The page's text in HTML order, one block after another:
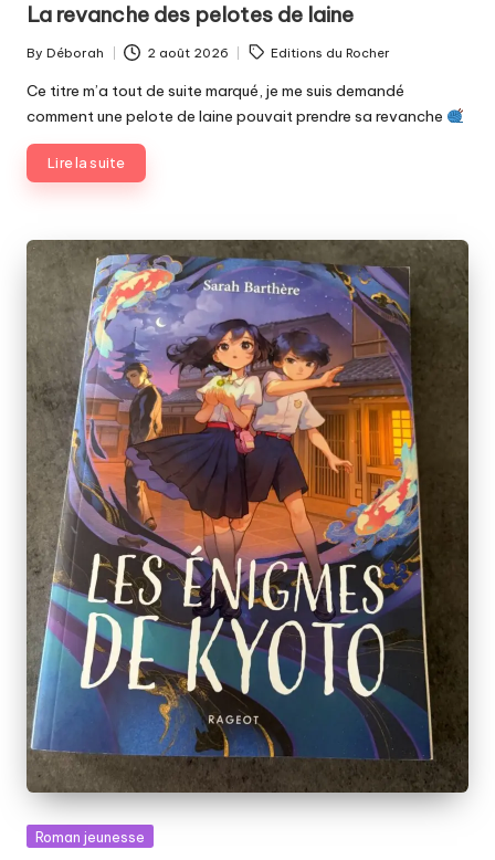
La revanche des pelotes de laine
Posted
by
By Déborah 2 août 2026
Tags: Editions du Rocher
Ce titre m’a tout de suite marqué, je me suis demandé
comment une pelote de laine pouvait prendre sa revanche
Lire la suite
Posted
Roman jeunesse